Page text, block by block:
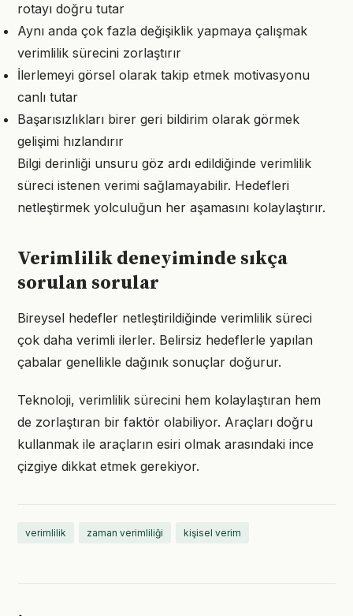
rotayı doğru tutar
Aynı anda çok fazla değişiklik yapmaya çalışmak
verimlilik sürecini zorlaştırır
İlerlemeyi görsel olarak takip etmek motivasyonu
canlı tutar
Başarısızlıkları birer geri bildirim olarak görmek
gelişimi hızlandırır
Bilgi derinliği unsuru göz ardı edildiğinde verimlilik
süreci istenen verimi sağlamayabilir. Hedefleri
netleştirmek yolculuğun her aşamasını kolaylaştırır.
Verimlilik deneyiminde sıkça
sorulan sorular
Bireysel hedefler netleştirildiğinde verimlilik süreci
çok daha verimli ilerler. Belirsiz hedeflerle yapılan
çabalar genellikle dağınık sonuçlar doğurur.
Teknoloji, verimlilik sürecini hem kolaylaştıran hem
de zorlaştıran bir faktör olabiliyor. Araçları doğru
kullanmak ile araçların esiri olmak arasındaki ince
çizgiye dikkat etmek gerekiyor.
verimlilik zaman verimliliği kişisel verim